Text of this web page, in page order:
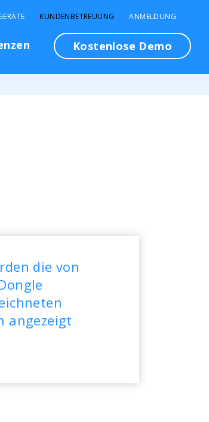
Kostenlose Demo
KUNDENBETREUUNG ANMELDUNG
die von
angezeigt